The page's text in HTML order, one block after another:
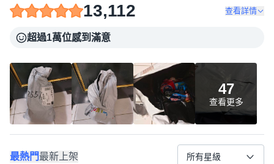
13,112 查看詳情
超過1萬位感到滿意
47
查看更多
最熱門最新上架 所有星級